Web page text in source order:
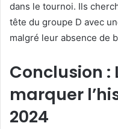
dans le tournoi. Ils
tête du groupe D avec
malgré leur absence de
Conclusion :
marquer
2024